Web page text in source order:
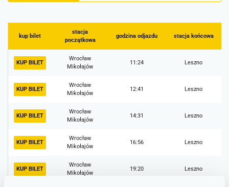
stacja
początkowa
godzina odjazdu stacja końcowa
kup bilet
Wrocław
Mikołajów
11:24 Leszno
KUP BILET
Wrocław
Mikołajów
12:41 Leszno
KUP BILET
Wrocław
Mikołajów
14:31 Leszno
KUP BILET
Wrocław
Mikołajów
16:56 Leszno
KUP BILET
Wrocław
Mikołajów
19:20 Leszno
KUP BILET